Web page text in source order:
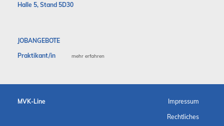
Halle 5, Stand 5D30
JOBANGEBOTE
Praktikant/in
mehr erfahren
MVK-Line Impressum
Rechtliches